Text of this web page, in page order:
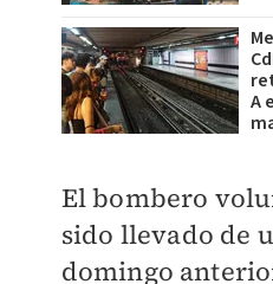
A
El bombero
sido llevado de
domingo